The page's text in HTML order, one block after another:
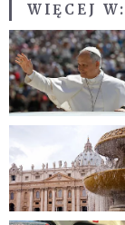
WIĘCEJ W: